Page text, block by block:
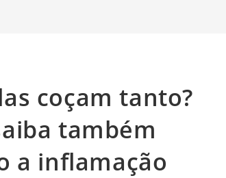
coçam tanto?
também
a inflamação